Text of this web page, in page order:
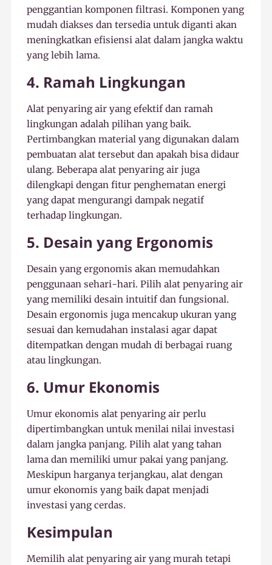
penggantian komponen filtrasi. Komponen yang
mudah diakses dan tersedia untuk diganti akan
meningkatkan efisiensi alat dalam jangka waktu
yang lebih lama.
4. Ramah Lingkungan
Alat penyaring air yang efektif dan ramah
lingkungan adalah pilihan yang baik.
Pertimbangkan material yang digunakan dalam
pembuatan alat tersebut dan apakah bisa didaur
ulang. Beberapa alat penyaring air juga
dilengkapi dengan fitur penghematan energi
yang dapat mengurangi dampak negatif
terhadap lingkungan.
5. Desain yang Ergonomis
Desain yang ergonomis akan memudahkan
penggunaan sehari-hari. Pilih alat penyaring air
yang memiliki desain intuitif dan fungsional.
Desain ergonomis juga mencakup ukuran yang
sesuai dan kemudahan instalasi agar dapat
ditempatkan dengan mudah di berbagai ruang
atau lingkungan.
6. Umur Ekonomis
Umur ekonomis alat penyaring air perlu
dipertimbangkan untuk menilai nilai investasi
dalam jangka panjang. Pilih alat yang tahan
lama dan memiliki umur pakai yang panjang.
Meskipun harganya terjangkau, alat dengan
umur ekonomis yang baik dapat menjadi
investasi yang cerdas.
Kesimpulan
Memilih alat penyaring air yang murah tetapi